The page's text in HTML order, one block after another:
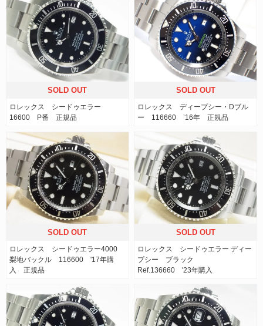
SOLD OUT
ロレックス シードゥエラー
16600 P番 正規品
SOLD OUT
ロレックス ディープシー・Dブル
ー 116660 ’16年 正規品
SOLD OUT
ロレックス シードゥエラー4000
梨地バックル 116600 '17年購
入 正規品
SOLD OUT
ロレックス シードゥエラー ディー
プシー ブラック
Ref.136660 '23年購入